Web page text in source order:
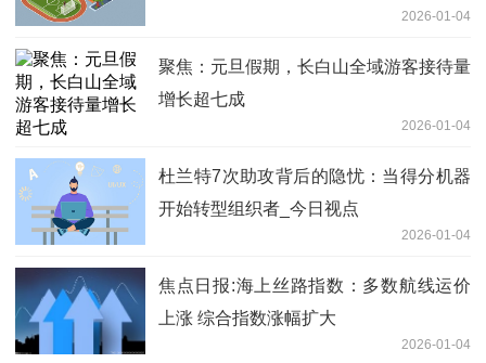
2026-01-04
聚焦：元旦假期，长白山全域游客接待量
增长超七成
2026-01-04
杜兰特7次助攻背后的隐忧：当得分机器
开始转型组织者_今日视点
2026-01-04
焦点日报:海上丝路指数：多数航线运价
上涨 综合指数涨幅扩大
2026-01-04